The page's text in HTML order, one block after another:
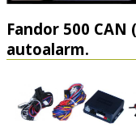
Fandor 500
autoalarm.